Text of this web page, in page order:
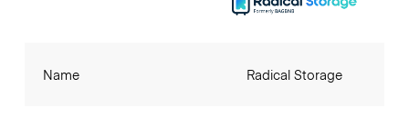
Name Radical Storage